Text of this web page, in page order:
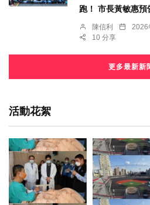
跑！ 市長黃敏惠
陳信利 2026
10 分享
更多最新新
活動花絮